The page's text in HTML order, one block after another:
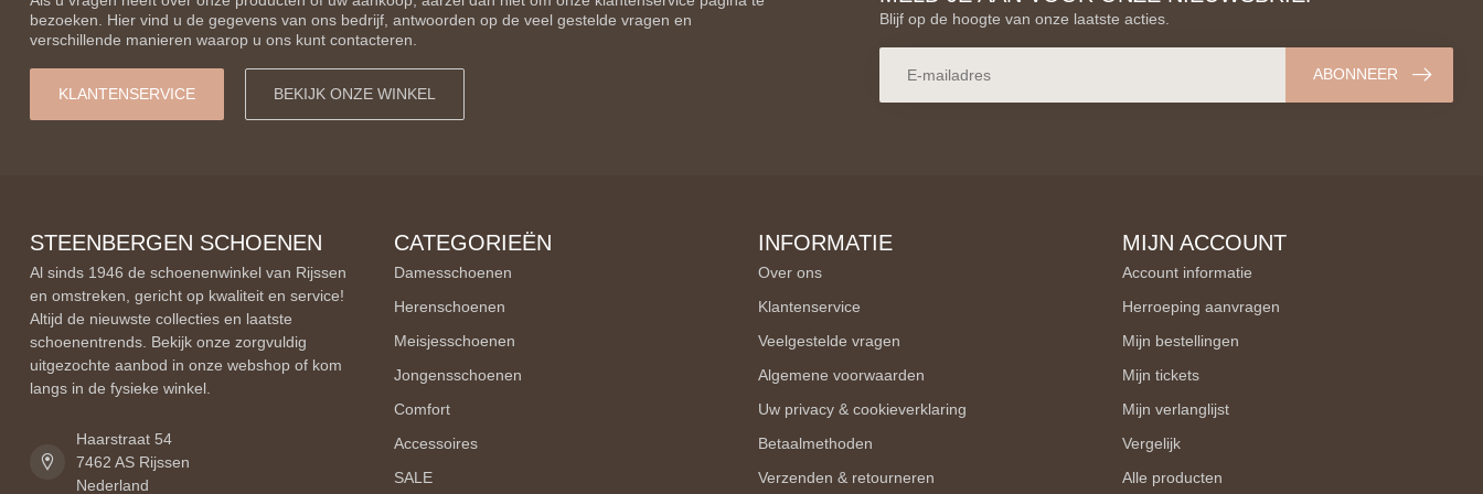
bezoeken. Hier vind u de gegevens van ons bedrijf, antwoorden op de veel gestelde vragen en
verschillende manieren waarop u ons kunt contacteren.
KLANTENSERVICE BEKIJK ONZE WINKEL
Blijf op de hoogte van onze laatste acties.
ABONNEER
STEENBERGEN SCHOENEN
Al sinds 1946 de schoenenwinkel van Rijssen
en omstreken, gericht op kwaliteit en service!
Altijd de nieuwste collecties en laatste
schoenentrends. Bekijk onze zorgvuldig
uitgezochte aanbod in onze webshop of kom
langs in de fysieke winkel.
Haarstraat 54
7462 AS Rijssen
Nederland
CATEGORIEËN
Damesschoenen
Herenschoenen
Meisjesschoenen
Jongensschoenen
Comfort
Accessoires
SALE
INFORMATIE
Over ons
Klantenservice
Veelgestelde vragen
Algemene voorwaarden
Uw privacy & cookieverklaring
Betaalmethoden
Verzenden & retourneren
MIJN ACCOUNT
Account informatie
Herroeping aanvragen
Mijn bestellingen
Mijn tickets
Mijn verlanglijst
Vergelijk
Alle producten